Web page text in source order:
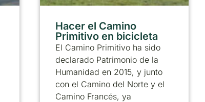
Hacer el Camino
Primitivo en bicicleta
El Camino Primitivo ha sido
declarado Patrimonio de la
Humanidad en 2015, y junto
con el Camino del Norte y el
Camino Francés, ya